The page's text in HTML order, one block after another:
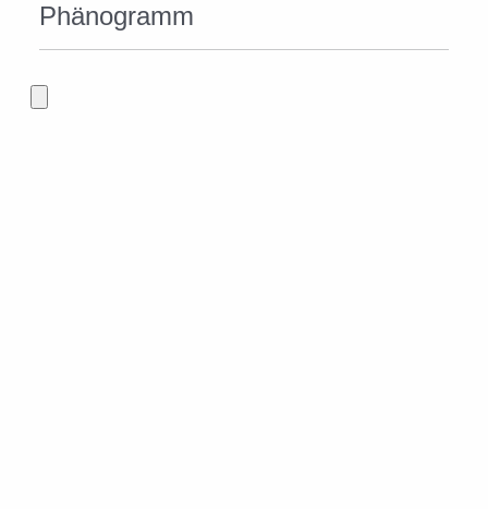
Phänogramm